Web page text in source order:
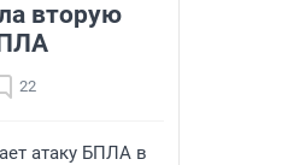
вторую
22
атаку БПЛА в